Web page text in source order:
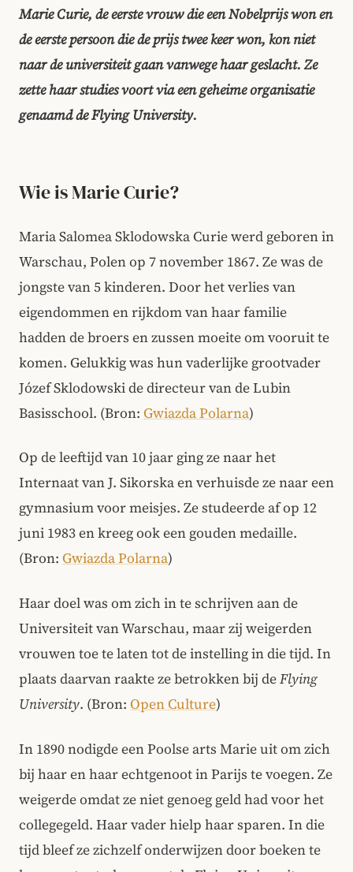
Marie Curie, de eerste vrouw die een Nobelprijs won en
de eerste persoon die de prijs twee keer won, kon niet
naar de universiteit gaan vanwege haar geslacht. Ze
zette haar studies voort via een geheime organisatie
genaamd de Flying University.
Wie is Marie Curie?
Maria Salomea Sklodowska Curie werd geboren in
Warschau, Polen op 7 november 1867. Ze was de
jongste van 5 kinderen. Door het verlies van
eigendommen en rijkdom van haar familie
hadden de broers en zussen moeite om vooruit te
komen. Gelukkig was hun vaderlijke grootvader
Józef Sklodowski de directeur van de Lubin
Basisschool. (Bron: Gwiazda Polarna)
Op de leeftijd van 10 jaar ging ze naar het
Internaat van J. Sikorska en verhuisde ze naar een
gymnasium voor meisjes. Ze studeerde af op 12
juni 1983 en kreeg ook een gouden medaille.
(Bron: Gwiazda Polarna)
Haar doel was om zich in te schrijven aan de
Universiteit van Warschau, maar zij weigerden
vrouwen toe te laten tot de instelling in die tijd. In
plaats daarvan raakte ze betrokken bij deFlying
University. (Bron: Open Culture)
In 1890 nodigde een Poolse arts Marie uit om zich
bij haar en haar echtgenoot in Parijs te voegen. Ze
weigerde omdat ze niet genoeg geld had voor het
collegegeld. Haar vader hielp haar sparen. In die
tijd bleef ze zichzelf onderwijzen door boeken te